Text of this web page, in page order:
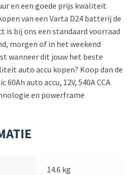
en een goede prijs kwaliteit
van een Varta D24 batterij de
is bij ons een standaard voorraad
morgen of in het weekend
wanneer dit jouw het beste
auto accu kopen? Koop dan de
60Ah auto accu, 12V, 540A CCA
en powerframe
14.6 kg